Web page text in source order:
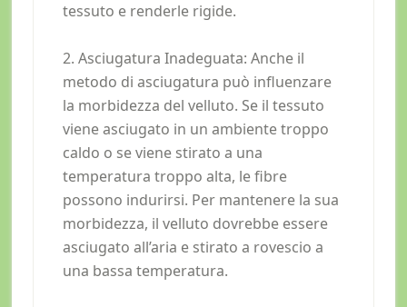
tessuto e renderle rigide.
2. Asciugatura Inadeguata: Anche il
metodo di asciugatura può influenzare
la morbidezza del velluto. Se il tessuto
viene asciugato in un ambiente troppo
caldo o se viene stirato a una
temperatura troppo alta, le fibre
possono indurirsi. Per mantenere la sua
morbidezza, il velluto dovrebbe essere
asciugato all’aria e stirato a rovescio a
una bassa temperatura.